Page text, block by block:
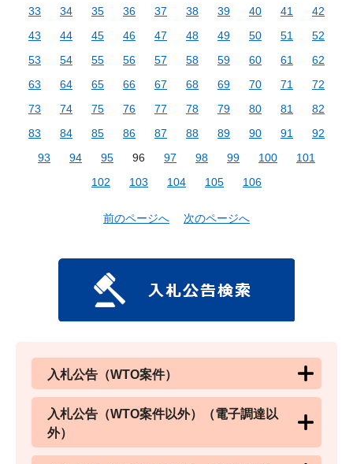
33
34 35 36 37 38 39 40 41
42
43
44 45 46 47 48 49 50 51
52
53
54 55 56 57 58 59 60 61
62
63
64 65 66 67 68 69 70 71
72
73
74 75 76 77 78 79 80 81
82
83
84 85 86 87 88 89 90 91
92
93
94 95 96 97 98 99 100
101
102
103 104 105 106
前のページへ 次のページへ
入札公告（WTO案件）
入札公告（WTO案件以外）（電子調達以
外）